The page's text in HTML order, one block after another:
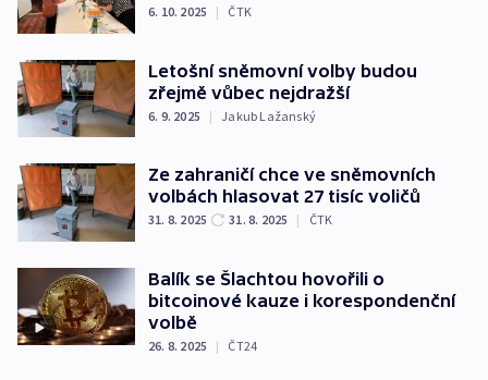
6. 10. 2025 | ČTK
Letošní sněmovní volby budou
zřejmě vůbec nejdražší
6. 9. 2025 | Jakub Lažanský
Ze zahraničí chce ve sněmovních
volbách hlasovat 27 tisíc voličů
31. 8. 2025 31. 8. 2025 | ČTK
Balík se Šlachtou hovořili o
bitcoinové kauze i korespondenční
volbě
26. 8. 2025 | ČT24